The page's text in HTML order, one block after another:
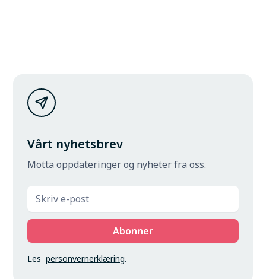
Vårt nyhetsbrev
Motta oppdateringer og nyheter fra oss.
Lespersonvernerklæring.